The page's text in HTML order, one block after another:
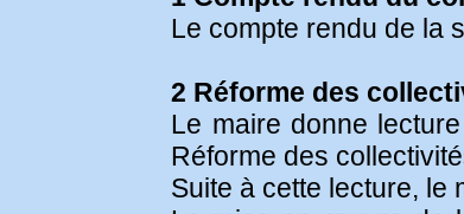
Le compte rendu de la
2 Réforme des
Le maire donne
Réforme des
Suite à cette lecture, le